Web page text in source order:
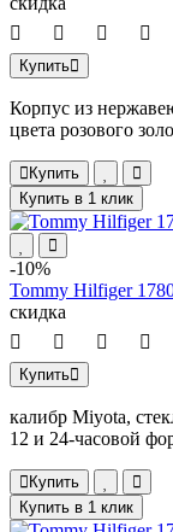
Купить
Корпус из
цвета розового
Купить
Купить в 1 клик
-10%
Tommy Hilfiger
скидка
Купить
калибр Miyota,
12 и 24-часовой
Купить
Купить в 1 клик